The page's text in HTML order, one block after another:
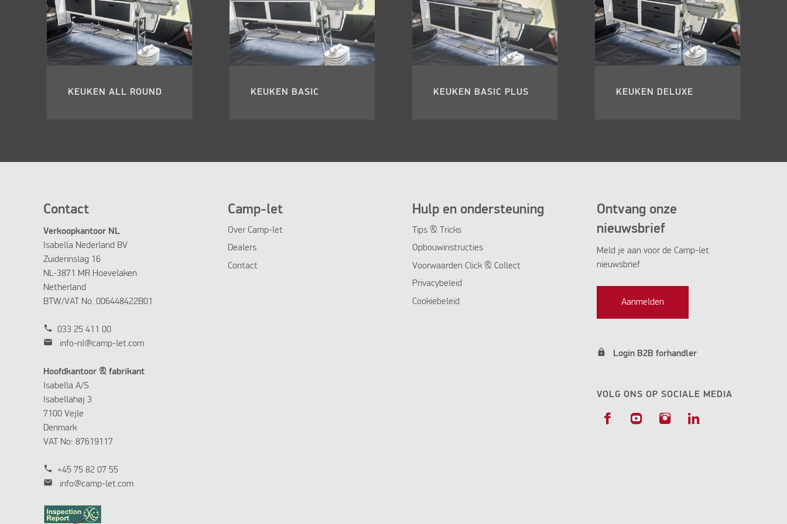
KEUKEN ALL ROUND KEUKEN BASIC KEUKEN BASIC PLUS KEUKEN DELUXE
Contact
Verkoopkantoor NL
Isabella Nederland BV
Zuiderinslag 16
NL-3871 MR Hoevelaken
Netherland
BTW/VAT No. 006448422B01
phone 033 25 411 00
mail info-nl@camp-let.com
Hoofdkantoor & fabrikant
Isabella A/S
Isabellahøj 3
7100 Vejle
Denmark
VAT No: 87619117
phone +45 75 82 07 55
mail info@camp-let.com
Camp-let
Over Camp-let
Dealers
Contact
Hulp en ondersteuning
Tips & Tricks
Opbouwinstructies
Voorwaarden Click & Collect
Privacybeleid
Cookiebeleid
Ontvang onze
nieuwsbrief
Meld je aan voor de Camp-let
nieuwsbrief
Aanmelden
lock Login B2B forhandler
VOLG ONS OP SOCIALE MEDIA